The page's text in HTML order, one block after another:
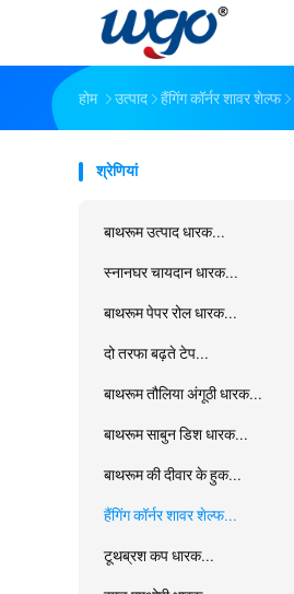
होम उत्पाद हैंगिंग कॉर्नर शावर शेल्फ
श्रेणियां
बाथरूम उत्पाद धारक...
स्नानघर चायदान धारक...
बाथरूम पेपर रोल धारक...
दो तरफा बढ़ते टेप...
बाथरूम तौलिया अंगूठी धारक...
बाथरूम साबुन डिश धारक...
बाथरूम की दीवार के हुक...
हैंगिंग कॉर्नर शावर शेल्फ...
टूथब्रश कप धारक...